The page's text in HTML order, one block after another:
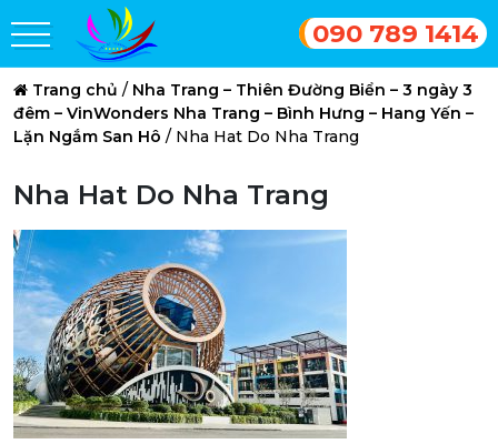
090 789 1414
Trang chủ / Nha Trang – Thiên Đường Biển – 3 ngày 3
đêm – VinWonders Nha Trang – Bình Hưng – Hang Yến –
Lặn Ngắm San Hô / Nha Hat Do Nha Trang
Nha Hat Do Nha Trang